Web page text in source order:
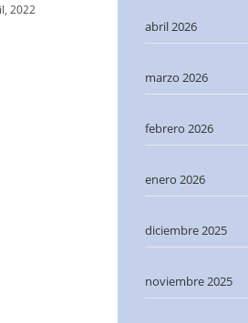
2022
abril 2026
marzo 2026
febrero 2026
enero 2026
diciembre 2025
noviembre 2025